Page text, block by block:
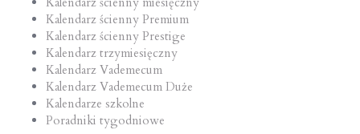
Kalendarz ścienny Premium
Kalendarz ścienny Prestige
Kalendarz trzymiesięczny
Kalendarz Vademecum
Kalendarz Vademecum Duże
Kalendarze szkolne
Poradniki tygodniowe